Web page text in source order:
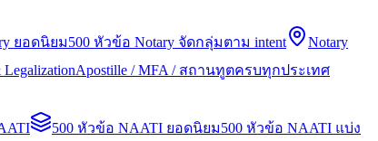
ยอดนิยม500 หัวข้อ Notary จัดกลุ่มตาม intent
Notary
Apostille / MFA / สถานทูตครบทุกประเทศ
500 หัวข้อ NAATI ยอดนิยม500 หัวข้อ NAATI แบ่ง